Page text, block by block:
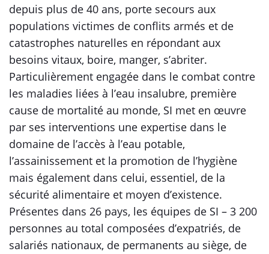
depuis plus de 40 ans, porte secours aux
populations victimes de conflits armés et de
catastrophes naturelles en répondant aux
besoins vitaux, boire, manger, s’abriter.
Particulièrement engagée dans le combat contre
les maladies liées à l’eau insalubre, première
cause de mortalité au monde, SI met en œuvre
par ses interventions une expertise dans le
domaine de l’accès à l’eau potable,
l’assainissement et la promotion de l’hygiène
mais également dans celui, essentiel, de la
sécurité alimentaire et moyen d’existence.
Présentes dans 26 pays, les équipes de SI – 3 200
personnes au total composées d’expatriés, de
salariés nationaux, de permanents au siège, de